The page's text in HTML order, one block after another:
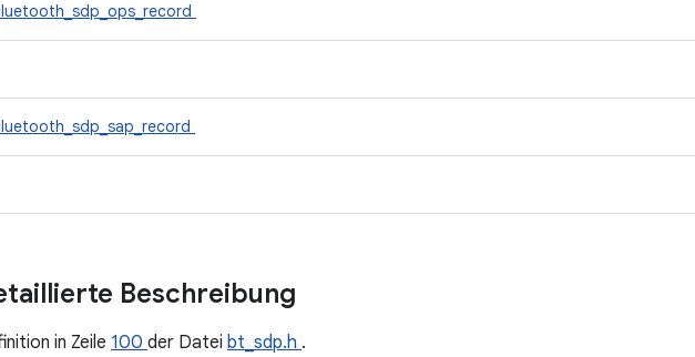
Beschreibung
in Zeile 100 der Datei bt_sdp.h .